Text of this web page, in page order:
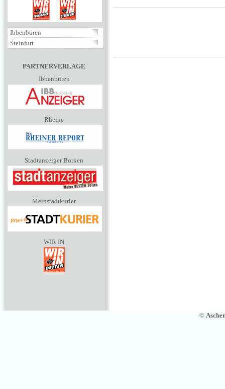
Ibbenbüren
Steinfurt
PARTNERVERLAGE
Ibbenbüren
Rheine
Stadtanzeiger Borken
Meinstadtkurier
WIR IN
©